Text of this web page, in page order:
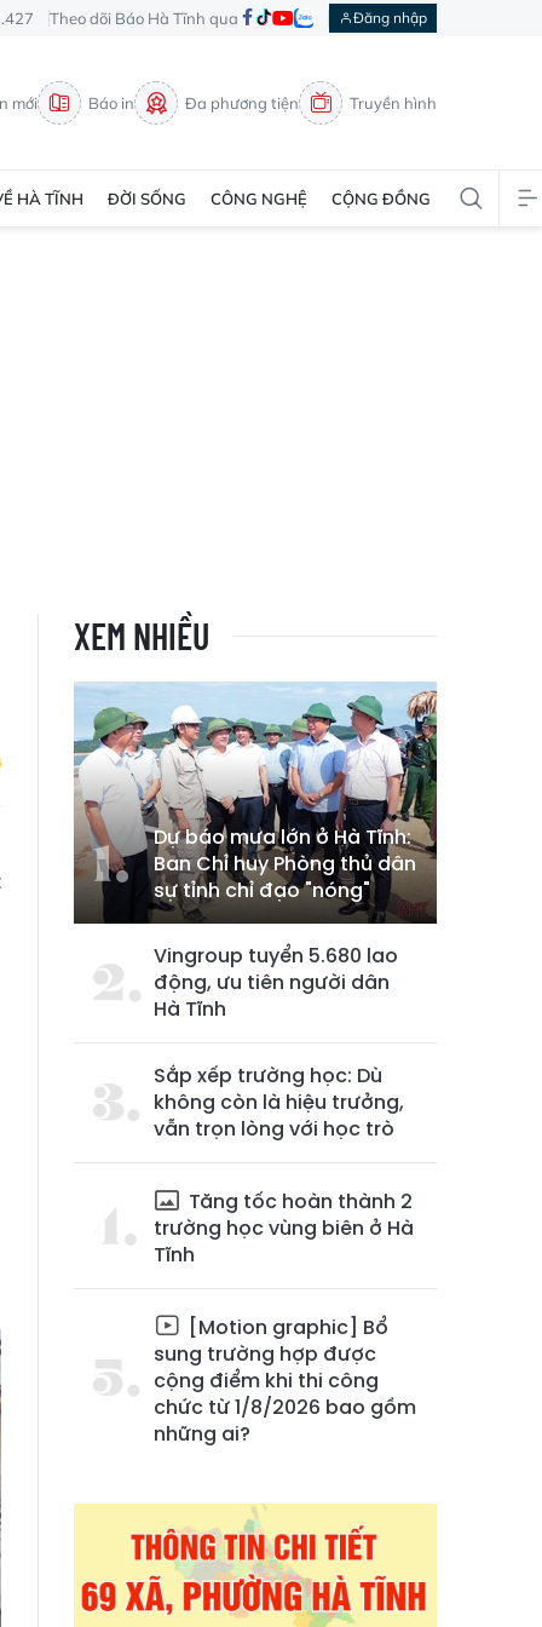
Theo dõi Báo Hà Tĩnh qua Đăng nhập
mới Báo in Đa phương tiện Truyền hình
HÀ TĨNH ĐỜI SỐNG CÔNG NGHỆ CỘNG ĐỒNG
XEM NHIỀU
Dự báo mưa lớn ở Hà Tĩnh:
Ban Chỉ huy Phòng thủ dân
sự tỉnh chỉ đạo "nóng"
Vingroup tuyển 5.680 lao
động, ưu tiên người dân
Hà Tĩnh
Sắp xếp trường học: Dù
không còn là hiệu trưởng,
vẫn trọn lòng với học trò
Tăng tốc hoàn thành 2
trường học vùng biên ở Hà
Tĩnh
[Motion graphic] Bổ
sung trường hợp được
cộng điểm khi thi công
chức từ 1/8/2026 bao gồm
những ai?